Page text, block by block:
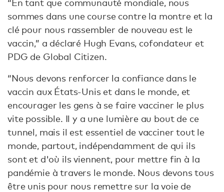
“En tant que communauté mondiale, nous
sommes dans une course contre la montre et la
clé pour nous rassembler de nouveau est le
vaccin,” a déclaré Hugh Evans, cofondateur et
PDG de Global Citizen.
“Nous devons renforcer la confiance dans le
vaccin aux États-Unis et dans le monde, et
encourager les gens à se faire vacciner le plus
vite possible. Il y a une lumière au bout de ce
tunnel, mais il est essentiel de vacciner tout le
monde, partout, indépendamment de qui ils
sont et d'où ils viennent, pour mettre fin à la
pandémie à travers le monde. Nous devons tous
être unis pour nous remettre sur la voie de